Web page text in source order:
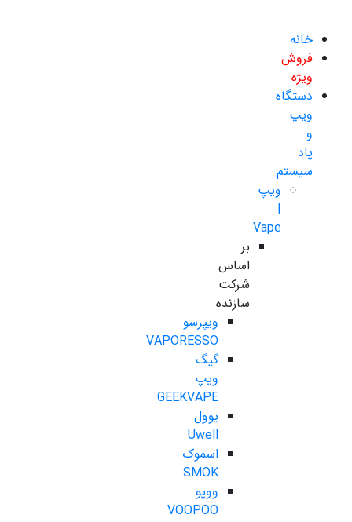
خانه
فروش
ویژه
دستگاه
ویپ
و
پاد
سیستم
ویپ
|
Vape
بر
اساس
شرکت
سازنده
ویپرسو
VAPORESSO
گیگ
ویپ
GEEKVAPE
یوول
Uwell
اسموک
SMOK
ووپو
VOOPOO